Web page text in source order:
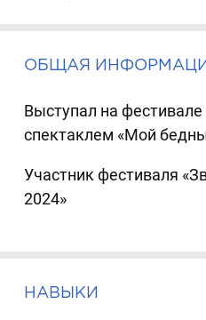
ОБЩАЯ
Выступал на
спектаклем «Мой
Участник фестиваля
2024»
НАВЫКИ